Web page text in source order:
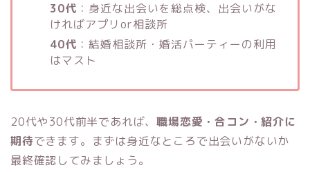
30代 ：身近な出会いを総点検、出会いがな
ければアプリor相談所
40代 ：結婚相談所・婚活パーティーの利用
はマスト
20代や30代前半であれば、職場恋愛・合コン・紹介に
期待できます。まずは身近なところで出会いがないか
最終確認してみましょう。